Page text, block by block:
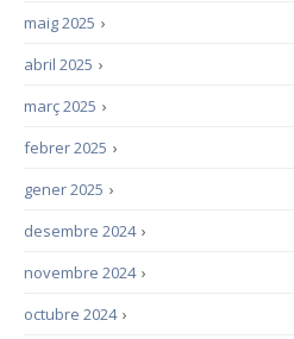
›
maig 2025
›
abril 2025
›
març 2025
›
febrer 2025
›
gener 2025
›
desembre 2024
›
novembre 2024
›
octubre 2024